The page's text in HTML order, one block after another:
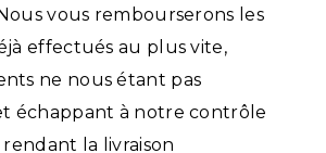
vous rembourserons les
effectués au plus vite,
ne nous étant pas
échappant à notre contrôle
la livraison